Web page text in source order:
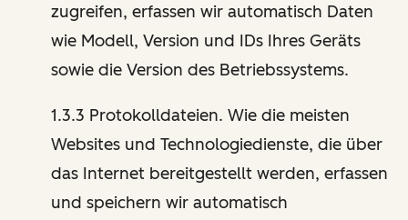
zugreifen, erfassen wir automatisch Daten
wie Modell, Version und IDs Ihres Geräts
sowie die Version des Betriebssystems.
1.3.3 Protokolldateien. Wie die meisten
Websites und Technologiedienste, die über
das Internet bereitgestellt werden, erfassen
und speichern wir automatisch